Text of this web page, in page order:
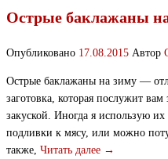
Острые баклажаны
Опубликовано 17.08.2015 Автор
Острые баклажаны на зиму —
заготовка, которая послужит вам
закуской. Иногда я использую
подливки к мясу, или можно
также, Читать далее →